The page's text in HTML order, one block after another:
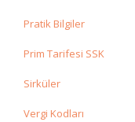
Pratik Bilgiler
Prim Tarifesi SSK
Sirküler
Vergi Kodları